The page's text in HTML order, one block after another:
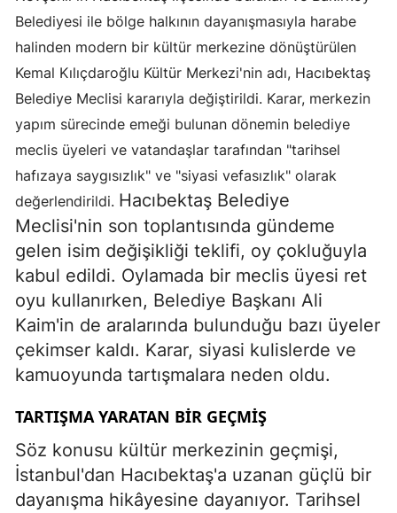
Belediyesi ile bölge halkının dayanışmasıyla harabe
halinden modern bir kültür merkezine dönüştürülen
Kemal Kılıçdaroğlu Kültür Merkezi'nin adı, Hacıbektaş
Belediye Meclisi kararıyla değiştirildi. Karar, merkezin
yapım sürecinde emeği bulunan dönemin belediye
meclis üyeleri ve vatandaşlar tarafından "tarihsel
hafızaya saygısızlık" ve "siyasi vefasızlık" olarak
değerlendirildi. Hacıbektaş Belediye
Meclisi'nin son toplantısında gündeme
gelen isim değişikliği teklifi, oy çokluğuyla
kabul edildi. Oylamada bir meclis üyesi ret
oyu kullanırken, Belediye Başkanı Ali
Kaim'in de aralarında bulunduğu bazı üyeler
çekimser kaldı. Karar, siyasi kulislerde ve
kamuoyunda tartışmalara neden oldu.
TARTIŞMA YARATAN BIR GEÇMIŞ
Söz konusu kültür merkezinin geçmişi,
İstanbul'dan Hacıbektaş'a uzanan güçlü bir
dayanışma hikâyesine dayanıyor. Tarihsel